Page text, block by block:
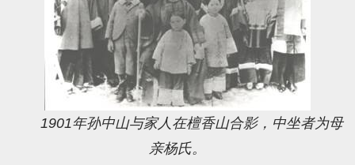
1901年孙中山与家人在檀香山合影，中坐者为母
亲杨氏。